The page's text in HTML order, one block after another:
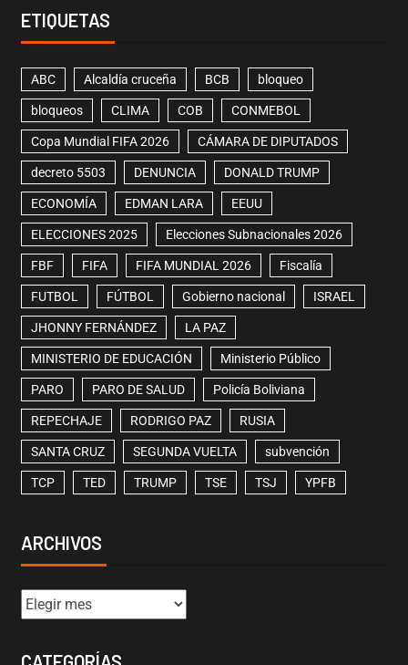
ETIQUETAS
ABC Alcaldía cruceña BCB bloqueo
bloqueos CLIMA COB CONMEBOL
Copa Mundial FIFA 2026 CÁMARA DE DIPUTADOS
decreto 5503 DENUNCIA DONALD TRUMP
ECONOMÍA EDMAN LARA EEUU
ELECCIONES 2025 Elecciones Subnacionales 2026
FBF FIFA FIFA MUNDIAL 2026 Fiscalía
FUTBOL FÚTBOL Gobierno nacional ISRAEL
JHONNY FERNÁNDEZ LA PAZ
MINISTERIO DE EDUCACIÓN Ministerio Público
PARO PARO DE SALUD Policía Boliviana
REPECHAJE RODRIGO PAZ RUSIA
SANTA CRUZ SEGUNDA VUELTA subvención
TCP TED TRUMP TSE TSJ YPFB
ARCHIVOS